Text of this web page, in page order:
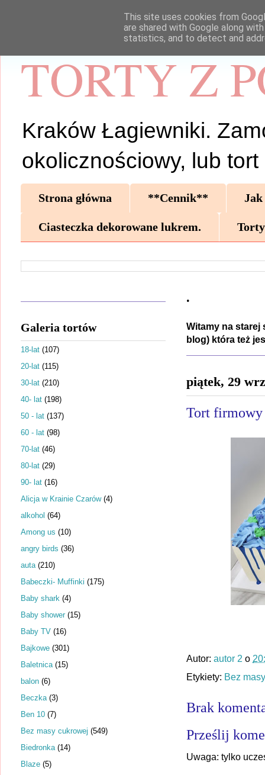
TORTY Z
Kraków Łagiewniki.
okolicznościowy, lub tort
Strona główna **Cennik** Jak
Ciasteczka dekorowane lukrem.
.
Witamy na starej
blog) która też
piątek, 29
Tort
Autor: autor 2 o
Etykiety: Bez
Brak
Prześlij
Uwaga: tylko
Galeria tortów
18-lat (107)
20-lat (115)
30-lat (210)
40- lat (198)
50 - lat (137)
60 - lat (98)
70-lat (46)
80-lat (29)
90- lat (16)
Alicja w Krainie Czarów (4)
alkohol (64)
Among us (10)
angry birds (36)
auta (210)
Babeczki- Muffinki (175)
Baby shark (4)
Baby shower (15)
Baby TV (16)
Bajkowe (301)
Baletnica (15)
balon (6)
Beczka (3)
Ben 10 (7)
Bez masy cukrowej (549)
Biedronka (14)
Blaze (5)
This site uses cookies from
are shared with Google along
statistics, and to detect and